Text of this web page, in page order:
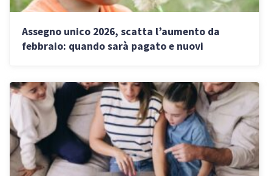
Assegno unico 2026, scatta l’aumento da
febbraio: quando sarà pagato e nuovi